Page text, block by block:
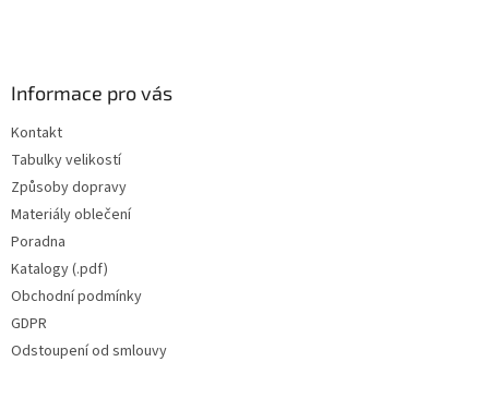
Informace pro vás
Kontakt
Tabulky velikostí
Způsoby dopravy
Materiály oblečení
Poradna
Katalogy (.pdf)
Obchodní podmínky
GDPR
Odstoupení od smlouvy